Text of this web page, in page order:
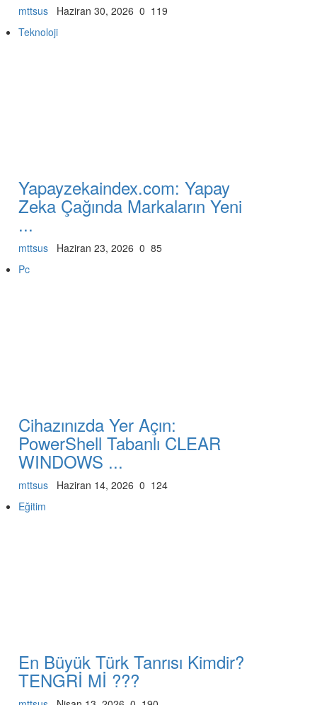
mttsus Haziran 30, 2026 0 119
Teknoloji
Yapayzekaindex.com: Yapay
Zeka Çağında Markaların Yeni
...
mttsus Haziran 23, 2026 0 85
Pc
Cihazınızda Yer Açın:
PowerShell Tabanlı CLEAR
WINDOWS ...
mttsus Haziran 14, 2026 0 124
Eğitim
En Büyük Türk Tanrısı Kimdir?
TENGRİ Mİ ???